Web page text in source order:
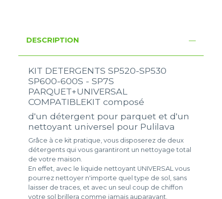
DESCRIPTION
KIT DETERGENTS SP520-SP530
SP600-600S - SP7S
PARQUET+UNIVERSAL
COMPATIBLEKIT composé
d'un détergent pour parquet et d'un
nettoyant universel pour Pulilava
Grâce à ce kit pratique, vous disposerez de deux
détergents qui vous garantiront un nettoyage total
de votre maison.
En effet, avec le liquide nettoyant UNIVERSAL vous
pourrez nettoyer n'importe quel type de sol, sans
laisser de traces, et avec un seul coup de chiffon
votre sol brillera comme jamais auparavant.